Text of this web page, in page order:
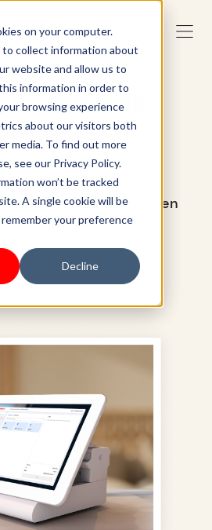
on your computer.
to collect information about
website and allow us to
information in order to
browsing experience
about our visitors both
media. To find out more
see our Privacy Policy.
won’t be tracked
A single cookie will be
your preference
Decline
für
im
Verkauf in Geschäften
POS-Hardware.